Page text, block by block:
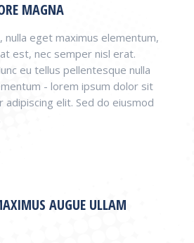
MAGNA
nulla eget maximus elementum,
est, nec semper nisl erat.
eu tellus pellentesque nulla
- lorem ipsum dolor sit
elit. Sed do eiusmod
AUGUE ULLAM